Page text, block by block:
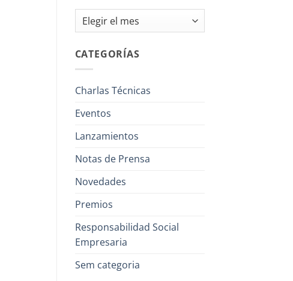
Archivos
CATEGORÍAS
Charlas Técnicas
Eventos
Lanzamientos
Notas de Prensa
Novedades
Premios
Responsabilidad Social
Empresaria
Sem categoria